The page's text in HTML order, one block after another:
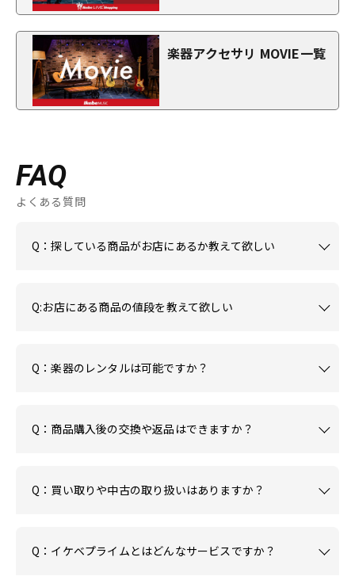
楽器アクセサリ MOVIE一覧
FAQ
よくある質問
Q：探している商品がお店にあるか教えて欲しい
Q:お店にある商品の値段を教えて欲しい
Q：楽器のレンタルは可能ですか？
Q：商品購入後の交換や返品はできますか？
Q：買い取りや中古の取り扱いはありますか？
Q：イケベプライムとはどんなサービスですか？